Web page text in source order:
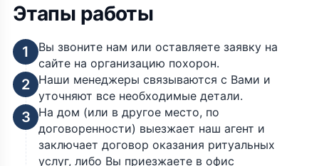
Этапы работы
1
Вы звоните нам или оставляете заявку на
сайте на организацию похорон.
2
Наши менеджеры связываются с Вами и
уточняют все необходимые детали.
3
На дом (или в другое место, по
договоренности) выезжает наш агент и
заключает договор оказания ритуальных
услуг, либо Вы приезжаете в офис